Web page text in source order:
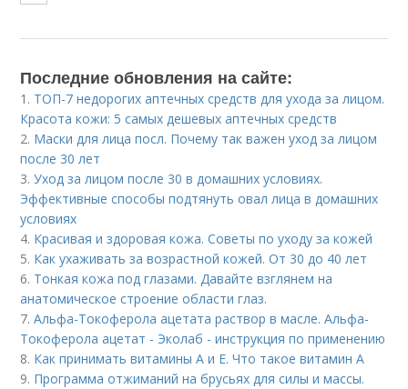
Последние обновления на сайте:
1. ТОП-7 недорогих аптечных средств для ухода за лицом.
Красота кожи: 5 самых дешевых аптечных средств
2. Маски для лица посл. Почему так важен уход за лицом
после 30 лет
3.Уход за лицом после 30 в домашних условиях.
Эффективные способы подтянуть овал лица в домашних
условиях
4. Красивая и здоровая кожа. Советы по уходу за кожей
5. Как ухаживать за возрастной кожей. От 30 до 40 лет
6. Тонкая кожа под глазами. Давайте взглянем на
анатомическое строение области глаз.
7.Альфа-Токоферола ацетата раствор в масле. Альфа-
Токоферола ацетат - Эколаб - инструкция по применению
8. Как принимать витамины А и Е. Что такое витамин А
9. Программа отжиманий на брусьях для силы и массы.